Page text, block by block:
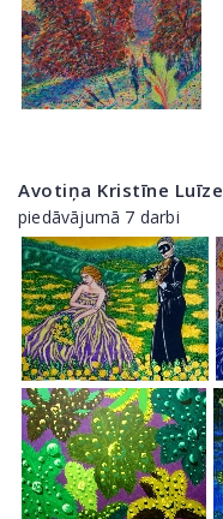
Avotiņa Kristīne Luīze
piedāvājumā 7 darbi